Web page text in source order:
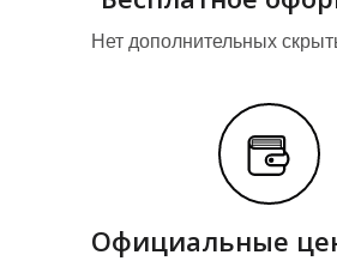
Нет дополнительных
Официальные